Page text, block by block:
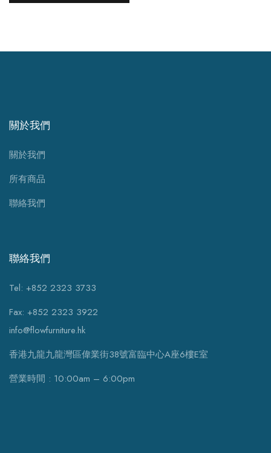
關於我們
關於我們
所有商品
聯絡我們
聯絡我們
Tel: +852 2323 3733
Fax: +852 2323 3922
info@flowfurniture.hk
香港九龍九龍灣區偉業街38號富臨中心A座6樓E室
營業時間 : 10:00am – 6:00pm